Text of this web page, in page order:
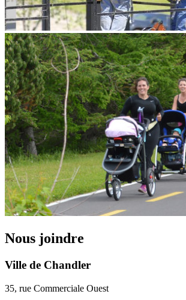
Nous joindre
Ville de Chandler
35, rue Commerciale Ouest